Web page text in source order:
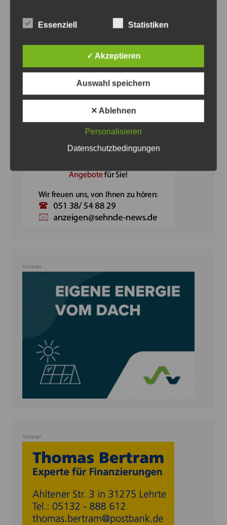
Anzeige
Anzeige
Anzeige
Essenziell Statistiken
✓ Akzeptieren
Auswahl speichern
✕ Ablehnen
Personalisieren
Datenschutzbedingungen